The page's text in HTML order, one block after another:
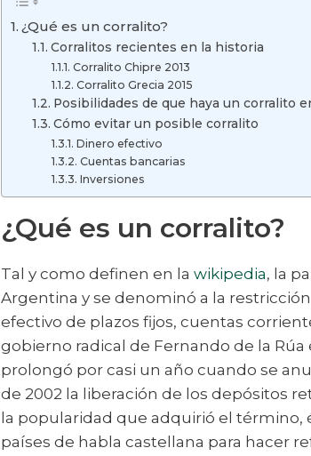
¿Qué es un corralito?
Corralitos recientes en la historia
Corralito Chipre 2013
Corralito Grecia 2015
Posibilidades de que haya un corralito
Cómo evitar un posible corralito
Dinero efectivo
Cuentas bancarias
Inversiones
¿Qué es un corralito?
Tal y como definen en la wikipedia, la
Argentina y se denominó a la
efectivo de plazos fijos, cuentas
gobierno radical de Fernando de la Rúa
prolongó por casi un año cuando se
de 2002 la liberación de los depósitos
la popularidad que adquirió el término,
países de habla castellana para hacer